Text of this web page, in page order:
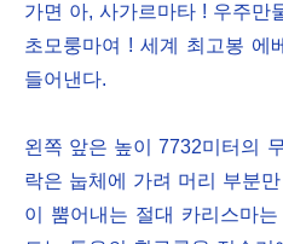
가면 아, 사가르마타 ! 우주만
초모룽마여 ! 세계 최고봉 에
들어낸다.
왼쪽 앞은 높이 7732미터의
락은 눕체에 가려 머리 부분
이 뿜어내는 절대 카리스마